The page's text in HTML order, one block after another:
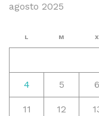
agosto 2025
L M X
4 5 6
11 12